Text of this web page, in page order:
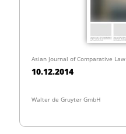
Asian Journal of Comparative Law
10.12.2014
Walter de Gruyter GmbH